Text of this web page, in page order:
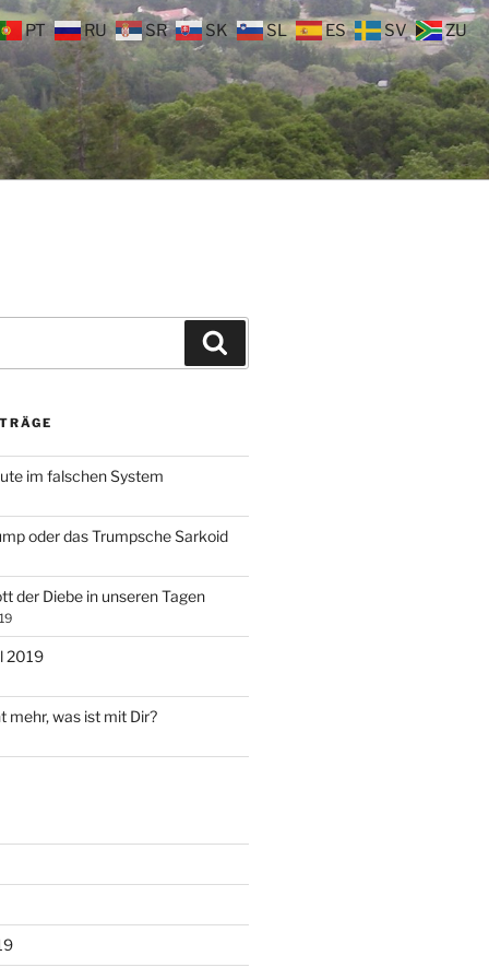
im falschen System
oder das Trumpsche Sarkoid
der Diebe in unseren Tagen
2019
mehr, was ist mit Dir?
PT RU SR SK SL ES SV ZU